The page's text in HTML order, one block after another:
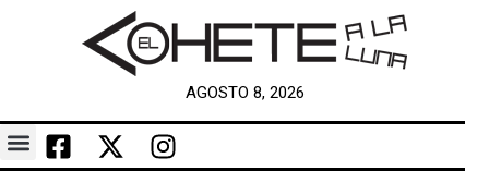
AGOSTO 8, 2026